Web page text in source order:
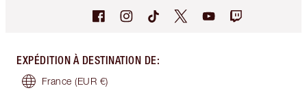
EXPÉDITION À DESTINATION DE:
France (EUR €)